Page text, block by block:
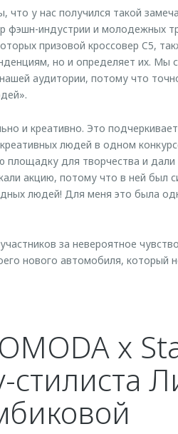
у нас получился такой
фэшн-индустрии и молодежных
призовой кроссовер C5,
но и определяет их. Мы
аудитории, потому что
и креативно. Это
людей в одном
для творчества и
акцию, потому что в ней был
людей! Для меня это была
за невероятное
нового автомобиля, который
x
стилиста